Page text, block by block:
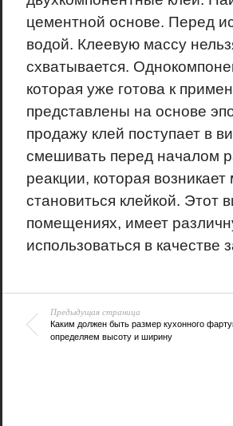
цементной основе. Перед
водой. Клеевую массу
схватывается.
которая уже готова к
представлены на основе
продажу клей поступает в
смешивать перед началом
реакции, которая
становиться клейкой. Этот
помещениях, имеет
использоваться в качестве
Предыдущая страница
Каким должен быть размер кухонного
определяем высоту и ширину